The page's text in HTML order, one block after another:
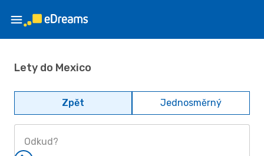
Lety do Mexico
Zpět Jednosměrný
Odkud?